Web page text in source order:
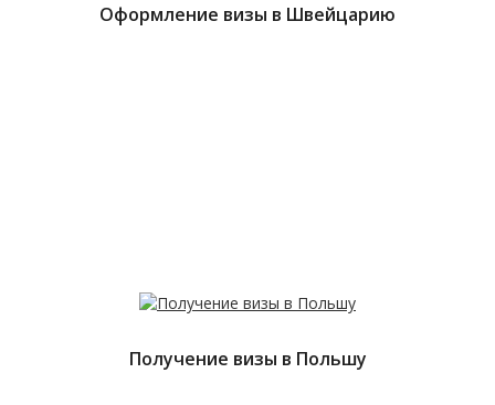
Оформление визы в Швейцарию
Получение визы в Польшу